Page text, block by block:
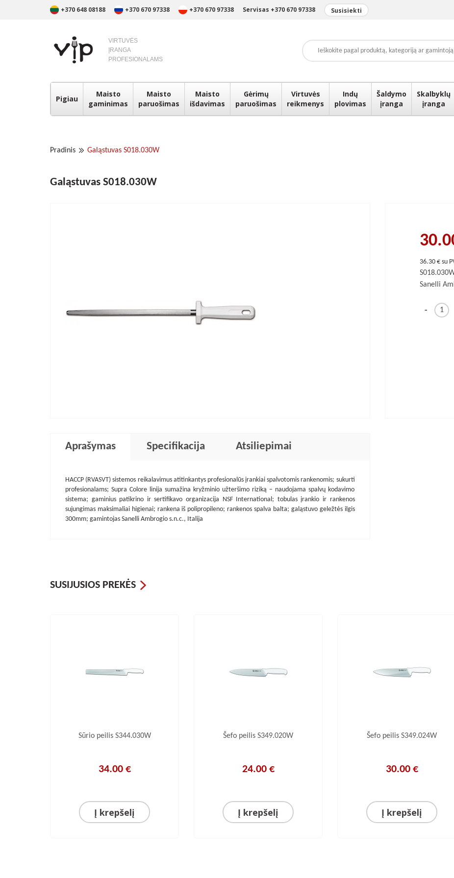
+370 648 08188 +370 670 97338 +370 670 97338 Servisas +370 670 97338 Susisiekti
VIRTUVĖS
ĮRANGA
PROFESIONALAMS
Pigiau
Maisto
gaminimas
Maisto
paruošimas
Maisto
išdavimas
Gėrimų
paruošimas
Virtuvės
reikmenys
Indų
plovimas
Šaldymo
įranga
Skalbyklų
įranga
Pradinis Galąstuvas S018.030W
Galąstuvas S018.030W
36.30 € su
Sanelli
-
Aprašymas Specifikacija Atsiliepimai
HACCP (RVASVT) sistemos reikalavimus atitinkantys profesionalūs įrankiai spalvotomis rankenomis; sukurti
profesionalams; Supra Colore linija sumažina kryžminio užteršimo riziką – naudojama spalvų kodavimo
sistema; gaminius patikrino ir sertifikavo organizacija NSF International; tobulas įrankio ir rankenos
sujungimas maksimaliai higienai; rankena iš polipropileno; rankenos spalva balta; galąstuvo geležtės ilgis
300mm; gamintojas Sanelli Ambrogio s.n.c., Italija
SUSIJUSIOS PREKĖS
Sūrio peilis S344.030W
34.00 €
Į krepšelį
Šefo peilis S349.020W
24.00 €
Į krepšelį
Šefo peilis S349.024W
30.00 €
Į krepšelį